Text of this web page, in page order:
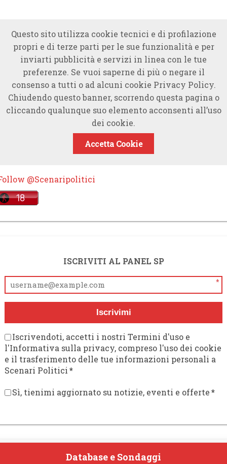
Questo sito utilizza cookie tecnici e di profilazione
propri e di terze parti per le sue funzionalità e per
inviarti pubblicità e servizi in linea con le tue
preferenze. Se vuoi saperne di più o negare il
consenso a tutti o ad alcuni cookie Privacy Policy.
Chiudendo questo banner, scorrendo questa pagina o
cliccando qualunque suo elemento acconsenti all’uso
dei cookie.
Accetta Cookie
@Scenaripolitici
ISCRIVITI AL PANEL SP
*
Iscrivimi
Iscrivendoti, accetti i nostri Termini d'uso e
l'Informativa sulla privacy, compreso l'uso dei cookie
e il trasferimento delle tue informazioni personali a
Scenari Politici*
Sì, tienimi aggiornato su notizie, eventi e offerte*
Database e Sondaggi